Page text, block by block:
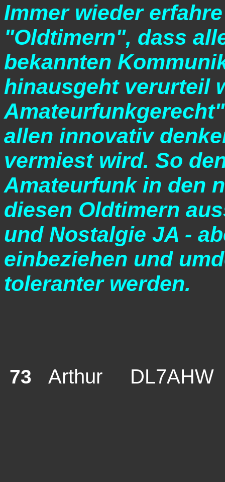
Immer wieder
"Oldtimern", dass
bekannten
hinausgeht verurteil
allen innovativ
vermiest wird. So
Amateurfunk in den
diesen Oldtimern
und Nostalgie JA -
einbeziehen und
toleranter werden.
73 Arthur DL7AHW